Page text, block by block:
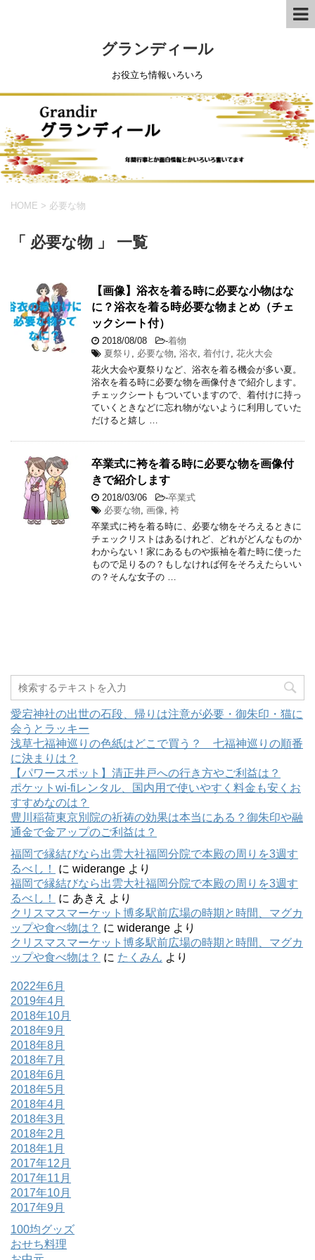
グランディール
お役立ち情報いろいろ
HOME > 必要な物
「 必要な物 」 一覧
【画像】浴衣を着る時に必要な小物はな
に？浴衣を着る時必要な物まとめ（チェ
ックシート付）
2018/08/08 -着物
夏祭り , 必要な物, 浴衣, 着付け, 花火大会
花火大会や夏祭りなど、浴衣を着る機会が多い夏。
浴衣を着る時に必要な物を画像付きで紹介します。
チェックシートもついていますので、着付けに持っ
ていくときなどに忘れ物がないように利用していた
だけると嬉し …
卒業式に袴を着る時に必要な物を画像付
きで紹介します
2018/03/06 -卒業式
必要な物, 画像, 袴
卒業式に袴を着る時に、必要な物をそろえるときに
チェックリストはあるけれど、どれがどんなものか
わからない！家にあるものや振袖を着た時に使った
もので足りるの？もしなければ何をそろえたらいい
の？そんな女子の …
愛宕神社の出世の石段、帰りは注意が必要・御朱印・猫に
会うとラッキー
浅草七福神巡りの色紙はどこで買う？ 七福神巡りの順番
に決まりは？
【パワースポット】清正井戸への行き方やご利益は？
ポケットwi-fiレンタル、国内用で使いやすく料金も安くお
すすめなのは？
豊川稲荷東京別院の祈祷の効果は本当にある？御朱印や融
通金で金アップのご利益は？
福岡で縁結びなら出雲大社福岡分院で本殿の周りを3週す
るべし！
に widerange より
福岡で縁結びなら出雲大社福岡分院で本殿の周りを3週す
るべし！
に あきえ
より
クリスマスマーケット博多駅前広場の時期と時間、マグカ
ップや食べ物は？ に widerange より
クリスマスマーケット博多駅前広場の時期と時間、マグカ
ップや食べ物は？ に たくみん より
2022年6月
2019年4月
2018年10月
2018年9月
2018年8月
2018年7月
2018年6月
2018年5月
2018年4月
2018年3月
2018年2月
2018年1月
2017年12月
2017年11月
2017年10月
2017年9月
100均グッズ
おせち料理